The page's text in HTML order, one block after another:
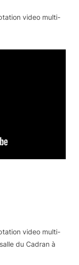
video multi-
video multi-
du Cadran à